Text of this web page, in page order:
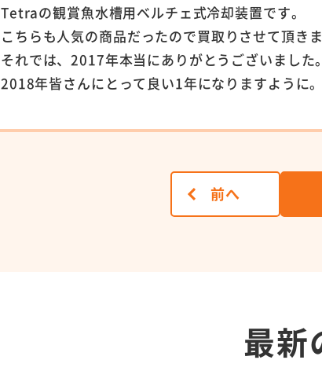
Tetraの観賞魚水槽用ベルチェ式冷却装置です。
こちらも人気の商品だったので買取りさせて頂きま
それでは、2017年本当にありがとうございました。
2018年皆さんにとって良い1年になりますように。
前へ
最新